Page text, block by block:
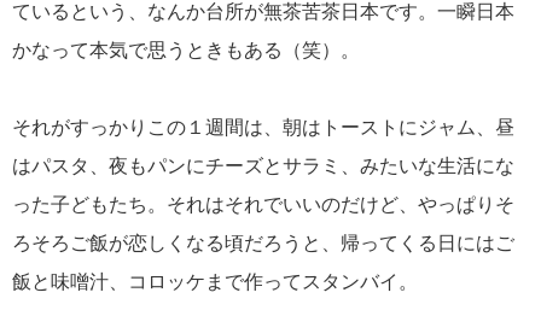
ているという、なんか台所が無茶苦茶日本です。一瞬日本
かなって本気で思うときもある（笑）。
それがすっかりこの１週間は、朝はトーストにジャム、昼
はパスタ、夜もパンにチーズとサラミ、みたいな生活にな
った子どもたち。それはそれでいいのだけど、やっぱりそ
ろそろご飯が恋しくなる頃だろうと、帰ってくる日にはご
飯と味噌汁、コロッケまで作ってスタンバイ。